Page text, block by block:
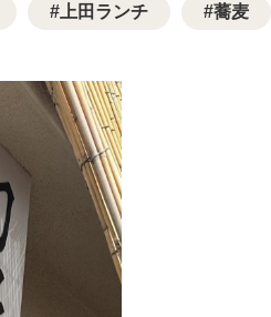
上田ランチ 蕎麦